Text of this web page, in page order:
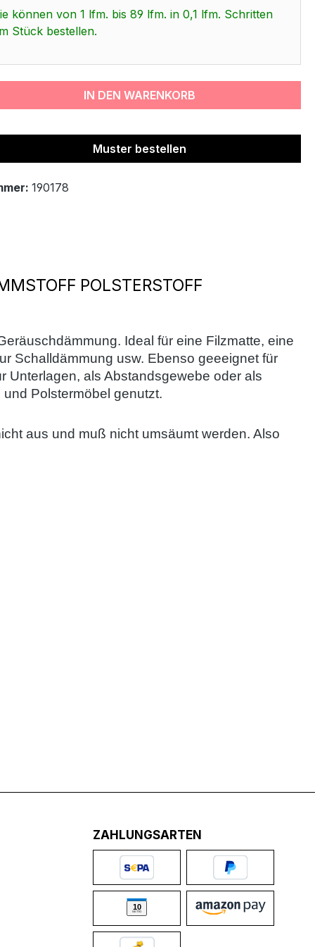
können von 1 lfm. bis 89 lfm. in 0,1 lfm. Schritten
Stück bestellen.
IN DEN WARENKORB
Muster bestellen
190178
POLSTERSTOFF
Ideal für eine Filzmatte, eine
Schalldämmung usw. Ebenso geeeignet für
Unterlagen, als Abstandsgewebe oder als
Polstermöbel genutzt.
aus und muß nicht umsäumt werden. Also
ZAHLUNGSARTEN